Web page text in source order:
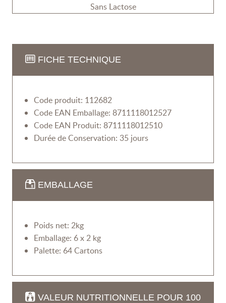
Sans Lactose
FICHE TECHNIQUE
Code produit: 112682
Code EAN Emballage: 8711118012527
Code EAN Produit: 8711118012510
Durée de Conservation: 35 jours
EMBALLAGE
Poids net: 2kg
Emballage: 6 x 2 kg
Palette: 64 Cartons
VALEUR NUTRITIONNELLE POUR 100